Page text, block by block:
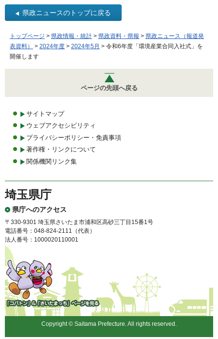
県政ニュースのトップに戻る
トップページ > 県政情報・統計 > 県政資料・県報 > 県政ニュース（報道発
表資料）
> 2024年度 > 2024年5月 > 令和6年度「環境産業合同入社式」を
開催します
ページの先頭へ戻る
サイトマップ
ウェブアクセシビリティ
プライバシーポリシー・免責事項
著作権・リンクについて
関係機関リンク集
埼玉県庁
県庁へのアクセス
〒330-9301 埼玉県さいたま市浦和区高砂三丁目15番1号
電話番号：048-824-2111（代表）
法人番号：1000020110001
「コバトン」&「さいたまっ
ち」
Copyright © Saitama Prefecture. All rights reserved.